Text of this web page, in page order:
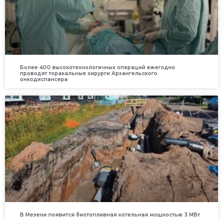
Более 400 высокотехнологичных операций ежегодно
проводят торакальные хирурги Архангельского
онкодиспансера
В Мезени появится биотопливная котельная мощностью 3 МВт